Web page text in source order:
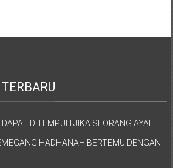
DITEMPUH JIKA SEORANG AYAH
HADHANAH BERTEMU DENGAN